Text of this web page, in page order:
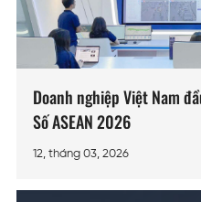
Doanh nghiệp Việt Nam
Số ASEAN 2026
12, tháng 03, 2026